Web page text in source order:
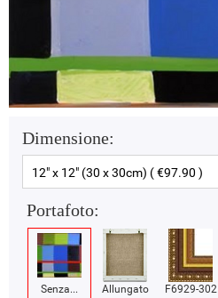
Dimensione:
12" x 12" (30 x 30cm) ( €97.90 )
Portafoto:
Senza... Allungato F6929-302